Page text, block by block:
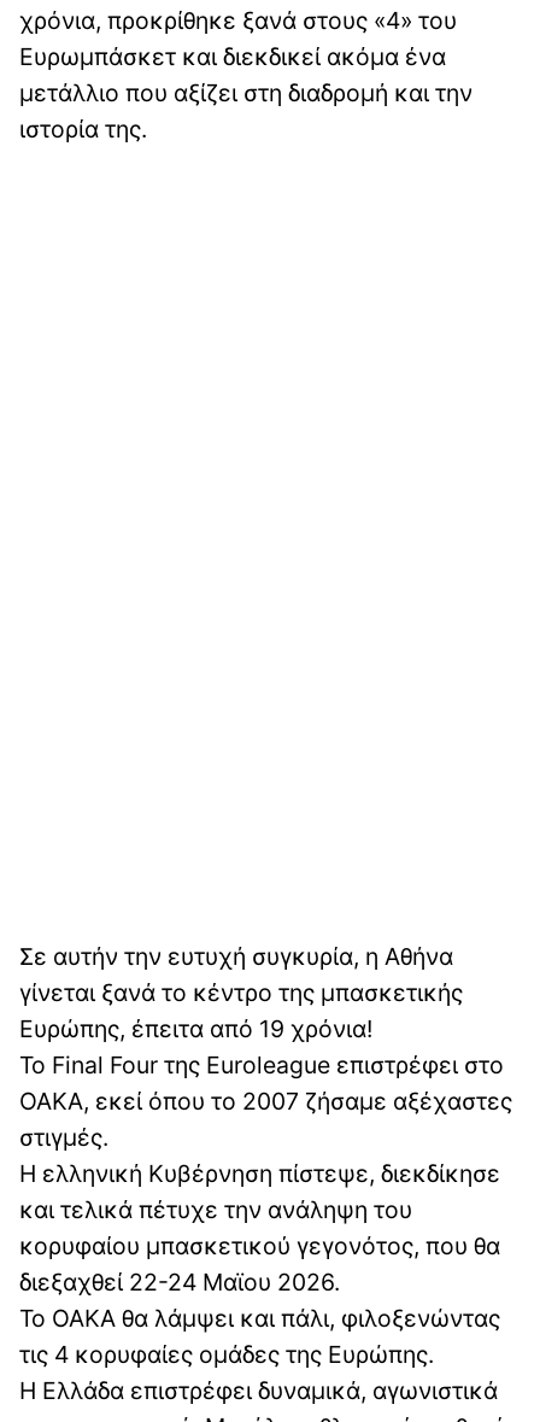
χρόνια, προκρίθηκε ξανά στους «4» του
Ευρωμπάσκετ και διεκδικεί ακόμα ένα
μετάλλιο που αξίζει στη διαδρομή και την
ιστορία της.
Σε αυτήν την ευτυχή συγκυρία, η Αθήνα
γίνεται ξανά το κέντρο της μπασκετικής
Ευρώπης, έπειτα από 19 χρόνια!
Το Final Four της Euroleague επιστρέφει στο
ΟΑΚΑ, εκεί όπου το 2007 ζήσαμε αξέχαστες
στιγμές.
Η ελληνική Κυβέρνηση πίστεψε, διεκδίκησε
και τελικά πέτυχε την ανάληψη του
κορυφαίου μπασκετικού γεγονότος, που θα
διεξαχθεί 22-24 Μαϊου 2026.
Το ΟΑΚΑ θα λάμψει και πάλι, φιλοξενώντας
τις 4 κορυφαίες ομάδες της Ευρώπης.
Η Ελλάδα επιστρέφει δυναμικά, αγωνιστικά